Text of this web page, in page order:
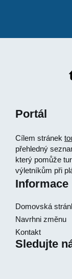
Portál
Cílem stránek
přehledný
který pomůže
výletníkům při
Informace
Domovská
Navrhni změnu
Kontakt
Sledujte